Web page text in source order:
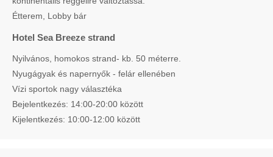
Étterem, Lobby bár
Hotel Sea Breeze strand
Nyilvános, homokos strand- kb. 50 méterre.
Nyugágyak és napernyők - felár ellenében
Vízi sportok nagy választéka
Bejelentkezés: 14:00-20:00 között
Kijelentkezés: 10:00-12:00 között